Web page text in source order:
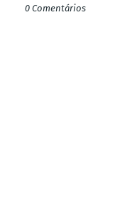
0 Comentários